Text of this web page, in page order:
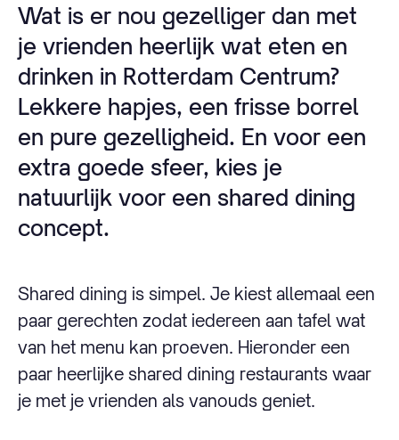
Wat is er nou gezelliger dan met
je vrienden heerlijk wat eten en
drinken in Rotterdam Centrum?
Lekkere hapjes, een frisse borrel
en pure gezelligheid. En voor een
extra goede sfeer, kies je
natuurlijk voor een shared dining
concept.
Shared dining is simpel. Je kiest allemaal een
paar gerechten zodat iedereen aan tafel wat
van het menu kan proeven. Hieronder een
paar heerlijke shared dining restaurants waar
je met je vrienden als vanouds geniet.